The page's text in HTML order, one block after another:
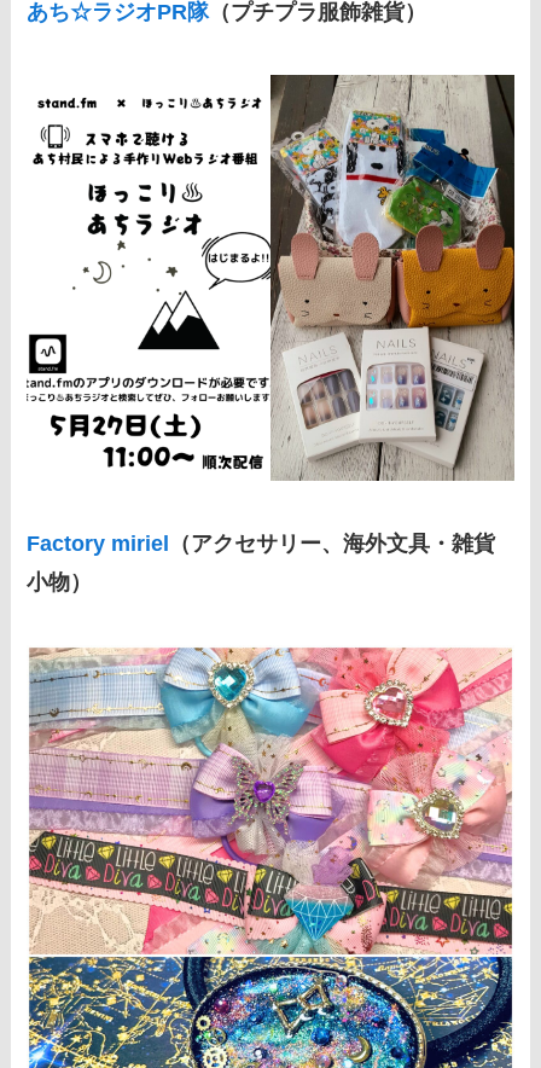
あち☆ラジオPR隊（プチプラ服飾雑貨）
Factory miriel
（アクセサリー、海外文具・雑貨
小物）